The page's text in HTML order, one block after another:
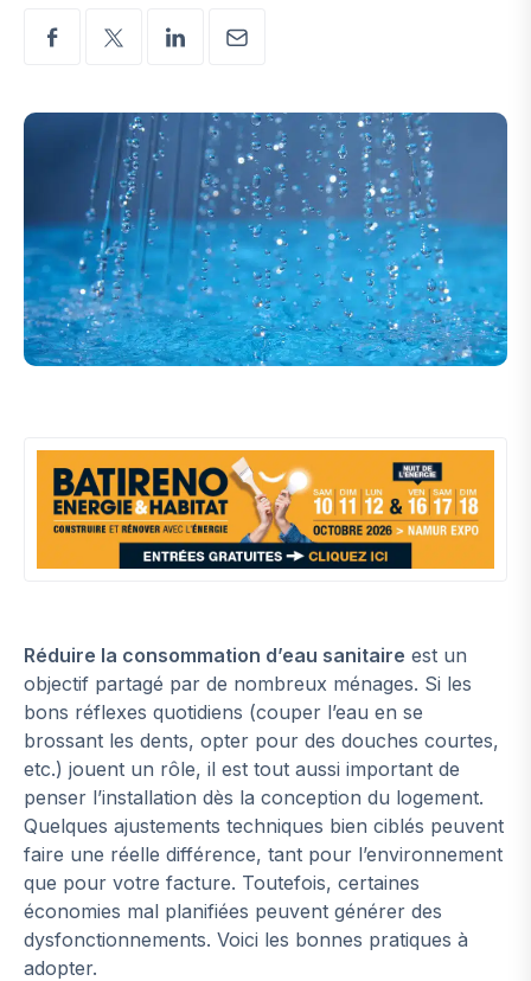
Réduire la consommation d’eau sanitaire est un
objectif partagé par de nombreux ménages. Si les
bons réflexes quotidiens (couper l’eau en se
brossant les dents, opter pour des douches courtes,
etc.) jouent un rôle, il est tout aussi important de
penser l’installation dès la conception du logement.
Quelques ajustements techniques bien ciblés peuvent
faire une réelle différence, tant pour l’environnement
que pour votre facture. Toutefois, certaines
économies mal planifiées peuvent générer des
dysfonctionnements. Voici les bonnes pratiques à
adopter.